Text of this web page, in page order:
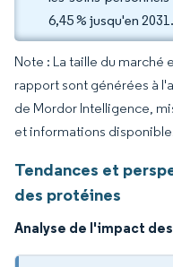
6,45 % jusqu'en 2031.
Note : La taille du marché
rapport sont générées à
de Mordor Intelligence,
et informations
Tendances et
des protéines
Analyse de l'impact